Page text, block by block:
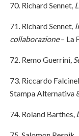
70. Richard Sennet,
71. Richard Sennet,
collaborazione– La
72. Remo Guerrini,
73. Riccardo
Stampa Alternativa
74. Roland Barthes,